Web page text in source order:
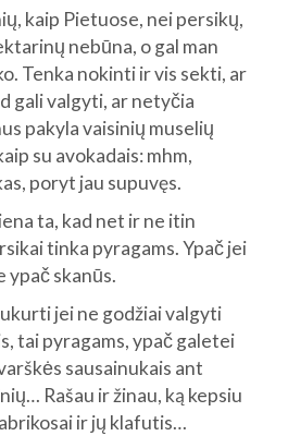
kaip Pietuose, nei persikų,
nebūna, o gal man
Tenka nokinti ir vis sekti, ar
gali valgyti, ar netyčia
pakyla vaisinių muselių
su avokadais: mhm,
poryt jau supuvęs.
ta, kad net ir ne itin
tinka pyragams. Ypač jei
ypač skanūs.
jei ne godžiai valgyti
tai pyragams, ypač galetei
sausainukais ant
Rašau ir žinau, ką kepsiu
ir jų klafutis…